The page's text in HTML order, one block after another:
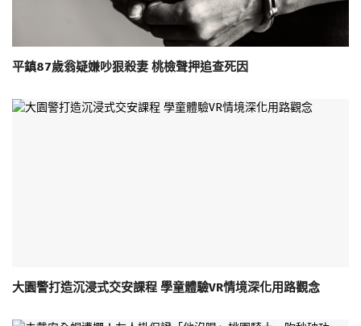
平鎮87歲翁疑嫌吵狠殺妻 桃檢聲押追查死因
大園警打造沉浸式交安課程 學童體驗VR情境深化用路觀念